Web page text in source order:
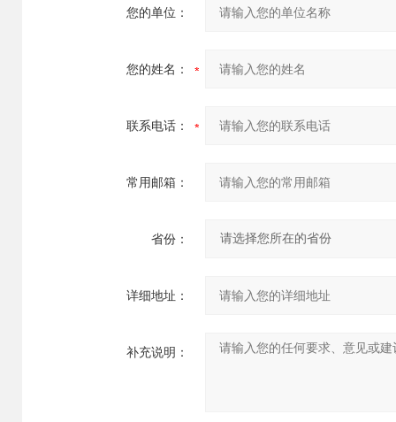
您的单位：
您的姓名：
联系电话：
常用邮箱：
省份：
详细地址：
补充说明：